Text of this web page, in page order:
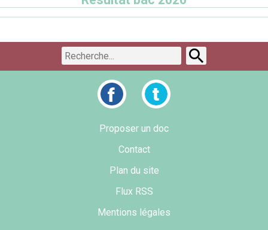
Proposer un doc
Contact
Plan du site
Flux RSS
Mentions légales